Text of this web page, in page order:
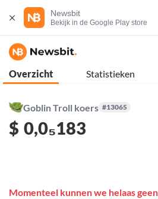
Newsbit
Bekijk in de Google Play store
Overzicht Statistieken
Goblin Troll koers #13065
$ 0,0₅183
Momenteel kunnen we helaas